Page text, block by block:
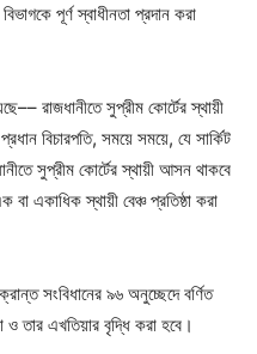
পূর্ণ স্বাধীনতা প্রদান করা
রাজধানীতে সুপ্রীম কোর্টের স্থায়ী
বিচারপতি, সময়ে সময়ে, যে সার্কিট
সুপ্রীম কোর্টের স্থায়ী আসন থাকবে
বা একাধিক স্থায়ী বেঞ্চ প্রতিষ্ঠা করা
সংবিধানের ৯৬ অনুচ্ছেদে বর্ণিত
ও তার এখতিয়ার বৃদ্ধি করা হবে।